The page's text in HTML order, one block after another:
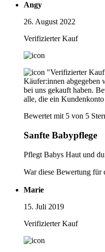
Angy
26. August 2022
Verifizierter Kauf
"Verifizierter
Käufer:innen abgegeben
bei uns gekauft haben.
alle, die ein Kundenkonto
Bewertet mit 5 von 5
Sanfte Babypflege
Pflegt Babys Haut und
War diese Bewertung für
Marie
15. Juli 2019
Verifizierter Kauf